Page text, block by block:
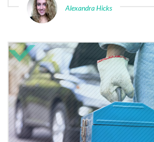
Alexandra Hicks